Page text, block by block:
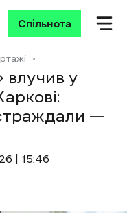
Спільнота
влучив у
—
| 15:46